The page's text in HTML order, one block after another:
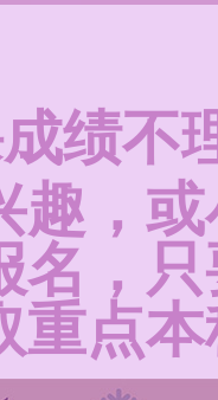
绩不
趣，
名，
重点